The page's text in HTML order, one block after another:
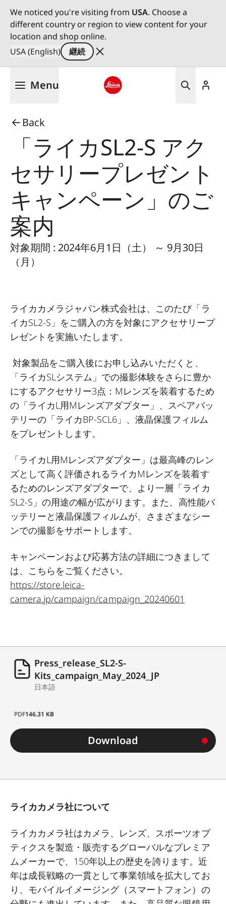
We noticed you're visiting from USA. Choose a
different country or region to view content for your
location and shop online.
USA (English)
継続
Menu
Back
「ライカSL2-S アク
セサリープレゼント
キャンペーン」のご
案内
対象期間 : 2024年6月1日（土） ～ 9月30日
（月）
ライカカメラジャパン株式会社は、このたび「ラ
イカSL2-S」をご購入の方を対象にアクセサリープ
レゼントを実施いたします。
対象製品をご購入後にお申し込みいただくと、
「ライカSLシステム」での撮影体験をさらに豊か
にするアクセサリー3点：Mレンズを装着するため
の「ライカL用Mレンズアダプター」、スペアバッ
テリーの「ライカBP-SCL6」、液晶保護フィルム
をプレゼントします。
「ライカL用Mレンズアダプター」は最高峰のレン
ズとして高く評価されるライカMレンズを装着す
るためのレンズアダプターで、より一層「ライカ
SL2-S」の用途の幅が広がります。また、高性能バ
ッテリーと液晶保護フィルムが、さまざまなシー
ンでの撮影をサポートします。
キャンペーンおよび応募方法の詳細につきまして
は、こちらをご覧ください。
https://store.leica-
camera.jp/campaign/campaign_20240601
Press_release_SL2-S-
Kits_campaign_May_2024_JP
日本語
PDF146.31 KB
Download
ライカカメラ社について
ライカカメラ社はカメラ、レンズ、スポーツオプ
ティクスを製造・販売するグローバルなプレミア
ムメーカーで、 150年以上の歴史を誇ります。近
年は成長戦略の一貫として事業領域を拡大してお
り、モバイルイメージング（スマートフォン）の